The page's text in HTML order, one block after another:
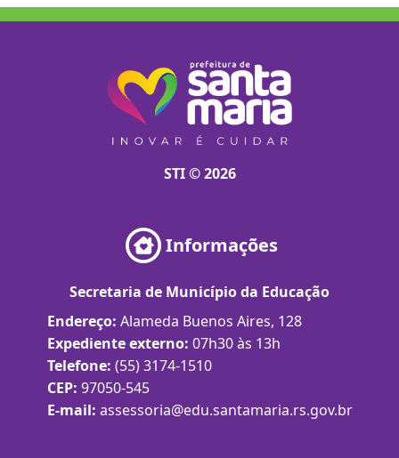
STI © 2026
Informações
Secretaria de Município da Educação
Endereço: Alameda Buenos Aires, 128
Expediente externo: 07h30 às 13h
Telefone: (55) 3174-1510
CEP: 97050-545
E-mail: assessoria@edu.santamaria.rs.gov.br